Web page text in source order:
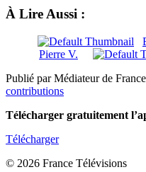
À Lire Aussi :
Pierre V.
Publié par Médiateur de
contributions
Télécharger gratuitement
Télécharger
© 2026 France Télévisions